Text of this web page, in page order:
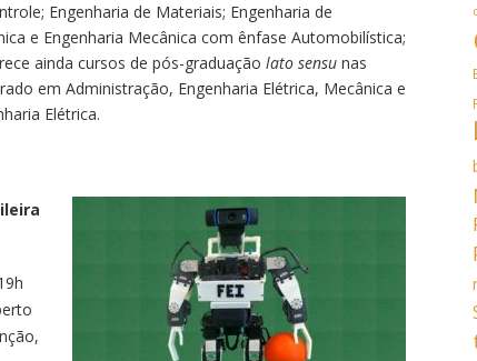
Engenharia de Materiais; Engenharia de
e Engenharia Mecânica com ênfase Automobilística;
ainda cursos de pós-graduação lato sensu nas
em Administração, Engenharia Elétrica, Mecânica e
Elétrica.